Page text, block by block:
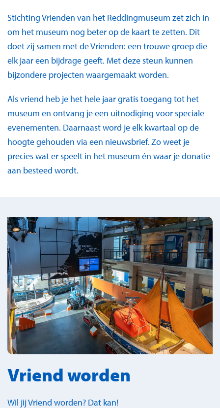
Stichting Vrienden van het Reddingmuseum zet zich in
om het museum nog beter op de kaart te zetten. Dit
doet zij samen met de Vrienden: een trouwe groep die
elk jaar een bijdrage geeft. Met deze steun kunnen
bijzondere projecten waargemaakt worden.
Als vriend heb je het hele jaar gratis toegang tot het
museum en ontvang je een uitnodiging voor speciale
evenementen. Daarnaast word je elk kwartaal op de
hoogte gehouden via een nieuwsbrief. Zo weet je
precies wat er speelt in het museum én waar je donatie
aan besteed wordt.
Vriend worden
Wil jij Vriend worden? Dat kan!